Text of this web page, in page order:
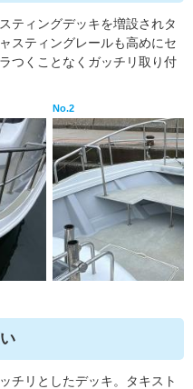
ティングデッキを増設されタ
スティングレールも高めにセ
つくことなくガッチリ取り付
No.2
チリとしたデッキ。タキスト